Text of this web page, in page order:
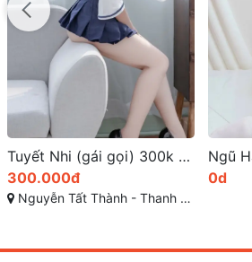
Tuyết Nhi (gái gọi) 300k húp em tại Nguyễn Tất Thành Thanh Khê, Đà Nẵng gọi ngay hôm nay
300.000đ
Nguyễn Tất Thành - Thanh Khê - TP Đà Nẵng
0d